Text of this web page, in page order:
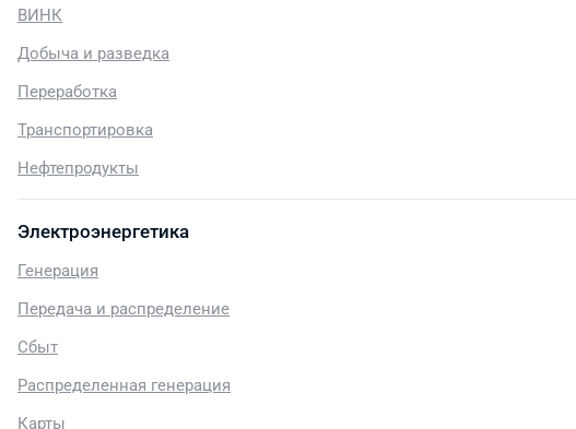
ВИНК
Добыча и разведка
Переработка
Транспортировка
Нефтепродукты
Электроэнергетика
Генерация
Передача и распределение
Сбыт
Распределенная генерация
Карты